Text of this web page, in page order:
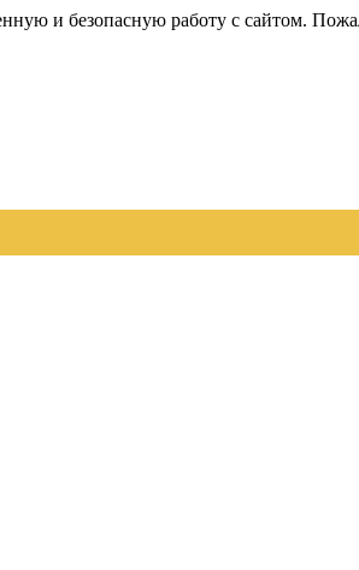
и безопасную работу с сайтом.